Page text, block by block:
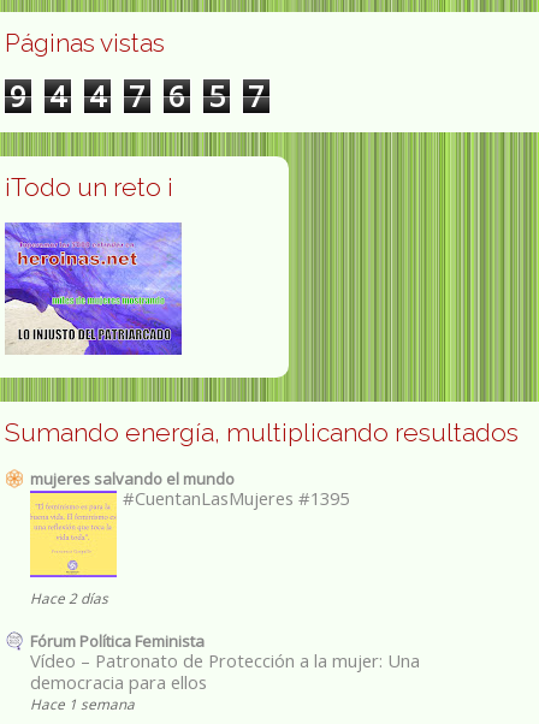
Páginas vistas
9 4 4 7 6 5 7
¡Todo un reto ¡
Sumando energía, multiplicando resultados
mujeres salvando el mundo
#CuentanLasMujeres #1395
Hace 2 días
Fórum Política Feminista
Vídeo – Patronato de Protección a la mujer: Una
democracia para ellos
Hace 1 semana